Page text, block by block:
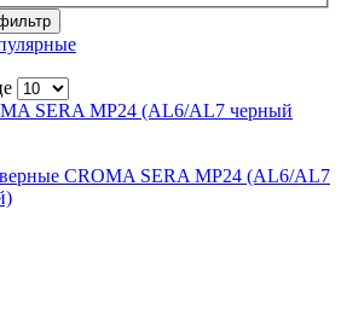
CROMA SERA MP24 (AL6/AL7